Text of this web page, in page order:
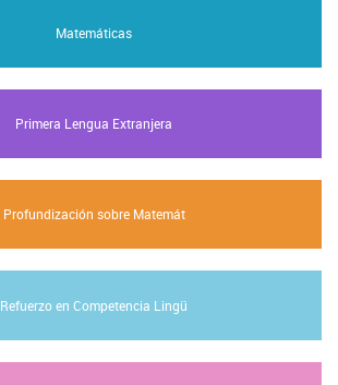
Matemáticas
Primera Lengua Extranjera
Profundización sobre Matemát
Refuerzo en Competencia Lingü